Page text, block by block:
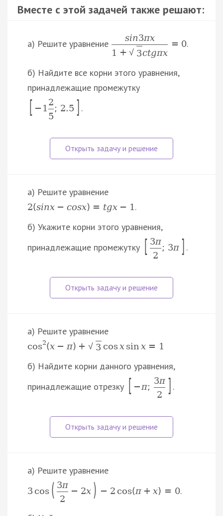
Вместе с этой задачей также решают:
а) Решите уравнение
sin3πx
1 + √ 3ctgπx
= 0.
б) Найдите все корни этого уравнения,
принадлежащие промежутку
[ −1
2
5
; 2.5 ] .
а) Решите уравнение
2(sinx − cosx) = tgx − 1 .
б) Укажите корни этого уравнения,
принадлежащие промежутку [ 3π
2
; 3π ] .
а) Решите уравнение
cos2(x − π) + √ 3 cos x sin x = 1
б) Найдите корни данного уравнения,
принадлежащие отрезку [ −π;
3π
2
] .
а) Решите уравнение
3 cos ( 3π
2
− 2x ) − 2 cos(π + x) = 0.